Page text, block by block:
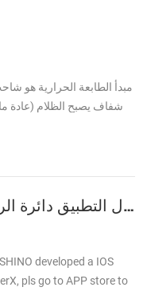
مبدأ الطابعة الحرارية هو
شفاف يصبح الظلام (عادة
إدخال التطبيق دائرة الرقابة الداخلية للجوال الطابعات
developed a IOS
pls go to APP store to